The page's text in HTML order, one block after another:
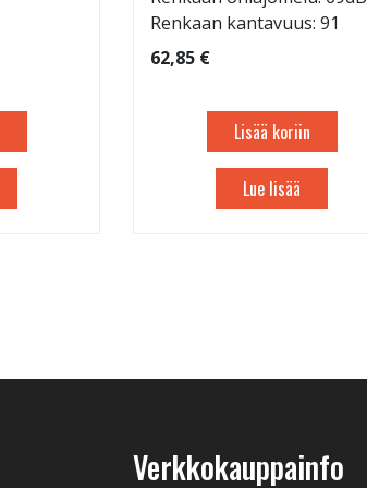
Renkaan kantavuus: 91
62,85 €
Lisää koriin
Lue lisää
Verkkokauppainfo